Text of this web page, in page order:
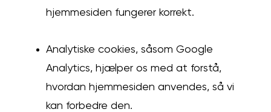
hjemmesiden fungerer korrekt.
Analytiske cookies, såsom Google
Analytics, hjælper os med at forstå,
hvordan hjemmesiden anvendes, så vi
kan forbedre den.